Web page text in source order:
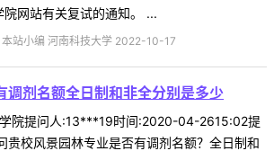
网站有关复试的通知。 ...
本站小编 河南科技大学 2022-10-17
调剂名额全日制和非全分别是多少
院提问人:13***19时间:2020-04-2615:02提
贵校风景园林专业是否有调剂名额？全日制和